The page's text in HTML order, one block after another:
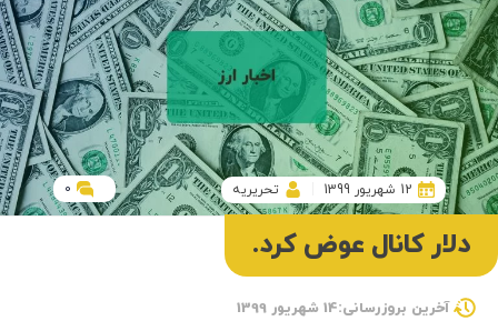
دلار کانال عوض کرد.
12 شهریور 1399 تحریریه 0
آخرین بروزرسانی:14 شهریور 1399